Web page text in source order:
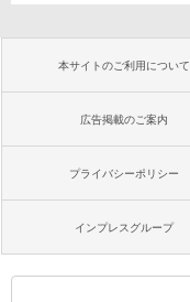
本サイトのご利用について
広告掲載のご案内
プライバシーポリシー
インプレスグループ